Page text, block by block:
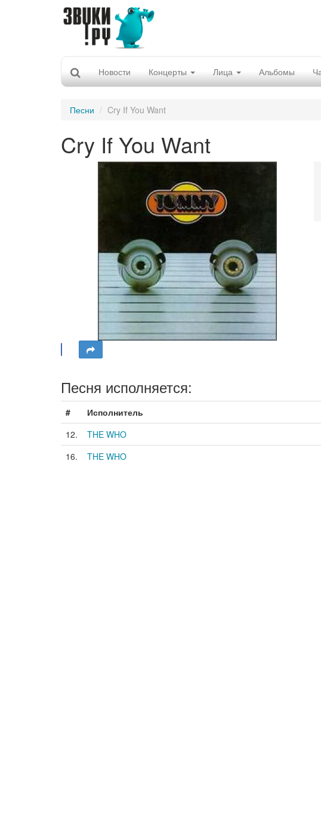
Новости Концерты Лица Альбомы
Песни Cry If You Want
Cry If You Want
Песня исполняется:
# Исполнитель
12.
THE WHO
16.
THE WHO